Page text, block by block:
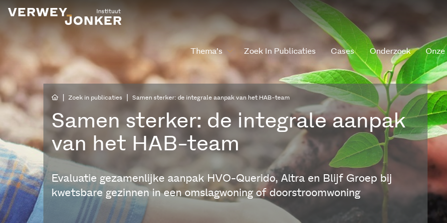
Thema’s Zoek In Publicaties Cases Onderzoek Onze
Zoek in publicaties Samen sterker: de integrale aanpak van het HAB-team
Samen sterker: de integrale aanpak
van het HAB-team
Evaluatie gezamenlijke aanpak HVO-Querido, Altra en Blijf Groep bij
kwetsbare gezinnen in een omslagwoning of doorstroomwoning